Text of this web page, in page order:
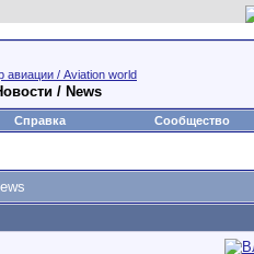
авиации / Aviation world
/ News
Справка Сообщество